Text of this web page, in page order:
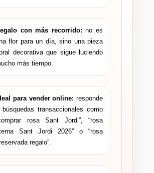
con más recorrido: no es
flor para un día, sino una pieza
decorativa que sigue luciendo
más tiempo.
para vender online: responde
búsquedas transaccionales como
rosa Sant Jordi”, “rosa
Sant Jordi 2026” o “rosa
regalo”.